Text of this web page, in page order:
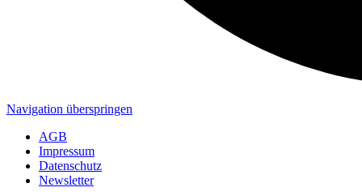
Navigation überspringen
AGB
Impressum
Datenschutz
Newsletter